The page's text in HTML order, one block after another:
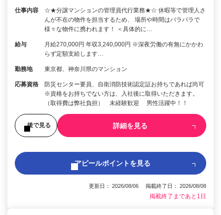
仕事内容
☆★分譲マンションの管理員代行業務★☆ 休暇等で管理人さ
んが不在の物件を担当するため、 場所や時間はバラバラで
様々な物件に携われます！ ＜具体的に…
給与
月給270,000円 年収3,240,000円 ※深夜労働の有無にかかわ
らず定額支給します…
勤務地 東京都、神奈川県のマンション
応募資格
防災センター要員、自衛消防技術認定証お持ちであれば尚可
※資格をお持ちでない方は、入社後に取得いただきます。
（取得費は弊社負担） 未経験歓迎 男性活躍中！！
後で見る 詳細を見る
アピールポイントを見る
更新日： 2026/08/06 掲載終了日： 2026/08/08
掲載終了まであと1日